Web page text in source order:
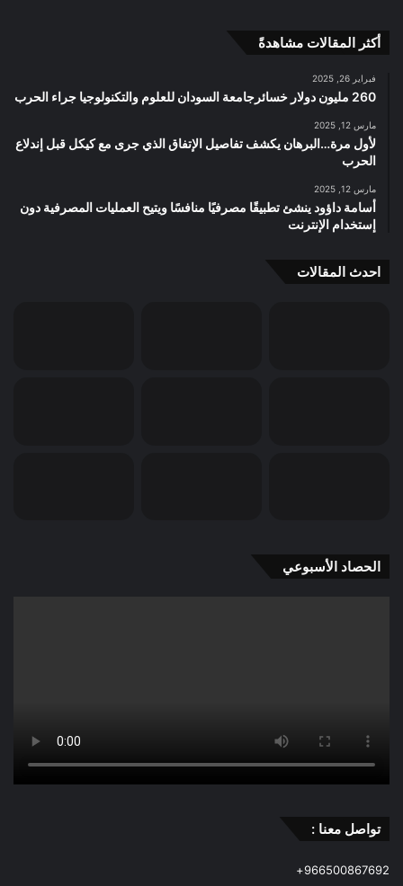
أكثر المقالات مشاهدةً
فبراير 26, 2025
260 مليون دولار خسائرجامعة السودان للعلوم والتكنولوجيا جراء الحرب
مارس 12, 2025
لأول مرة…البرهان يكشف تفاصيل الإتفاق الذي جرى مع كيكل قبل إندلاع
الحرب
مارس 12, 2025
أسامة داؤود ينشئ تطبيقًا مصرفيًا منافسًا ويتيح العمليات المصرفية دون
إستخدام الإنترنت
احدث المقالات
الحصاد الأسبوعي
تواصل معنا :
966500867692+